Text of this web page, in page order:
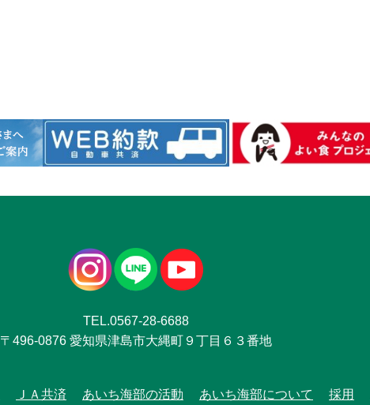
TEL.0567-28-6688
〒496-0876 愛知県津島市大縄町９丁目６３番地
ＪＡ共済 あいち海部の活動 あいち海部について 採用